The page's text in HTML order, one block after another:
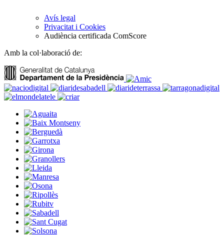
Avís legal
Privacitat i Cookies
Audiència certificada ComScore
Amb la col·laboració de: